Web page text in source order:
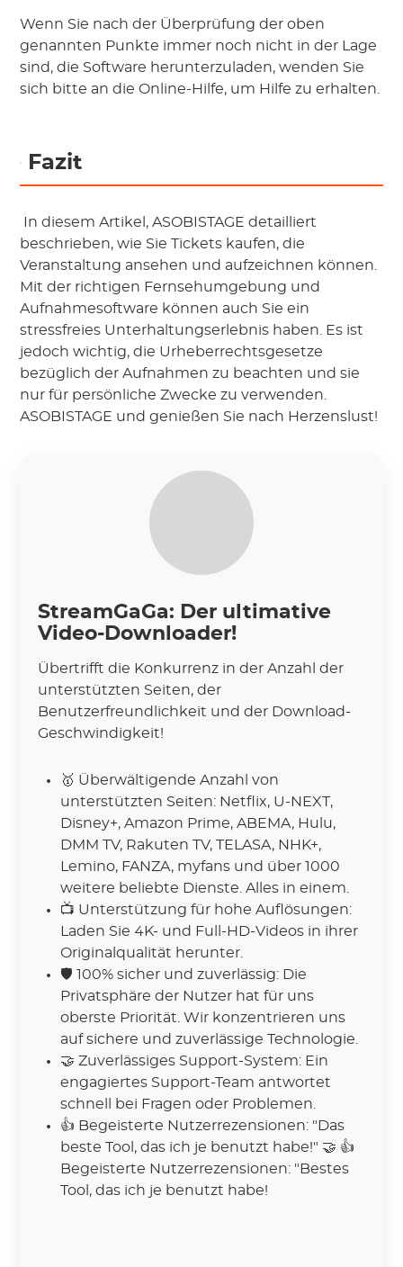
Wenn Sie nach der Überprüfung der oben
genannten Punkte immer noch nicht in der Lage
sind, die Software herunterzuladen, wenden Sie
sich bitte an die Online-Hilfe, um Hilfe zu erhalten.
Fazit
In diesem Artikel, ASOBISTAGE detailliert
beschrieben, wie Sie Tickets kaufen, die
Veranstaltung ansehen und aufzeichnen können.
Mit der richtigen Fernsehumgebung und
Aufnahmesoftware können auch Sie ein
stressfreies Unterhaltungserlebnis haben. Es ist
jedoch wichtig, die Urheberrechtsgesetze
bezüglich der Aufnahmen zu beachten und sie
nur für persönliche Zwecke zu verwenden.
ASOBISTAGE und genießen Sie nach Herzenslust!
StreamGaGa: Der ultimative
Video-Downloader!
Übertrifft die Konkurrenz in der Anzahl der
unterstützten Seiten, der
Benutzerfreundlichkeit und der Download-
Geschwindigkeit!
🥇 Überwältigende Anzahl von
unterstützten Seiten: Netflix, U-NEXT,
Disney+, Amazon Prime, ABEMA, Hulu,
DMM TV, Rakuten TV, TELASA, NHK+,
Lemino, FANZA, myfans und über 1000
weitere beliebte Dienste. Alles in einem.
📺 Unterstützung für hohe Auflösungen:
Laden Sie 4K- und Full-HD-Videos in ihrer
Originalqualität herunter.
🛡 100% sicher und zuverlässig: Die
Privatsphäre der Nutzer hat für uns
oberste Priorität. Wir konzentrieren uns
auf sichere und zuverlässige Technologie.
🤝 Zuverlässiges Support-System: Ein
engagiertes Support-Team antwortet
schnell bei Fragen oder Problemen.
👍 Begeisterte Nutzerrezensionen: "Das
beste Tool, das ich je benutzt habe!" 🤝 👍
Begeisterte Nutzerrezensionen: "Bestes
Tool, das ich je benutzt habe!